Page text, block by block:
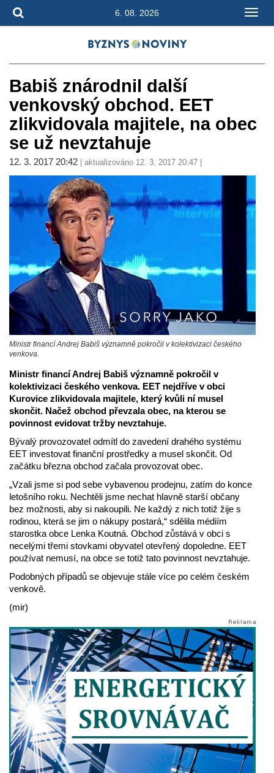
6. 08. 2026
Babiš znárodnil další
venkovský obchod. EET
zlikvidovala majitele, na obec
se už nevztahuje
12. 3. 2017 20:42 | aktualizováno 12. 3. 2017 20:47 |
Ministr financí Andrej Babiš významně pokročil v kolektivizaci českého
venkova.
Ministr financí Andrej Babiš významně pokročil v
kolektivizaci českého venkova. EET nejdříve v obci
Kurovice zlikvidovala majitele, který kvůli ní musel
skončit. Načež obchod převzala obec, na kterou se
povinnost evidovat tržby nevztahuje.
Bývalý provozovatel odmítl do zavedení drahého systému
EET investovat finanční prostředky a musel skončit. Od
začátku března obchod začala provozovat obec.
„Vzali jsme si pod sebe vybavenou prodejnu, zatím do konce
letošního roku. Nechtěli jsme nechat hlavně starší občany
bez možnosti, aby si nakoupili. Ne každý z nich totiž žije s
rodinou, která se jim o nákupy postará,“ sdělila médiím
starostka obce Lenka Koutná. Obchod zůstává v obci s
necelými třemi stovkami obyvatel otevřený dopoledne. EET
používat nemusí, na obce se totiž tato povinnost nevztahuje.
Podobných případů se objevuje stále více po celém českém
venkově.
(mir)